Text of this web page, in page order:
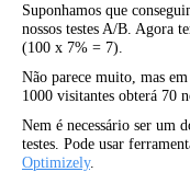
Suponhamos que
nossos testes A/B. Agora
(100 x 7% = 7).
Não parece muito, mas
1000 visitantes obterá 70
Nem é necessário ser um
testes. Pode usar
Optimizely.